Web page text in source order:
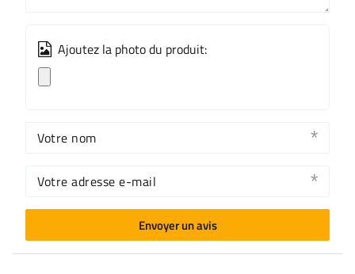
Ajoutez la photo du produit:
Votre nom
Votre adresse e-mail
Envoyer un avis